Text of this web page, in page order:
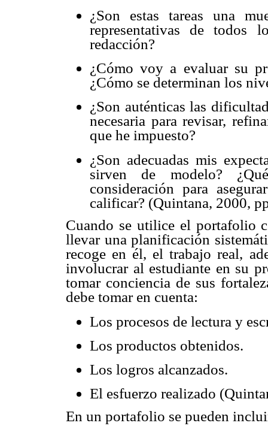
¿Son estas tareas una
representativas de todos
redacción?
¿Cómo voy a evaluar su
¿Cómo se determinan los
¿Son auténticas las
necesaria para revisar,
que he impuesto?
¿Son adecuadas mis
sirven de modelo?
consideración para
calificar? (Quintana, 2000,
Cuando se utilice el portafolio
llevar una planificación
recoge en él, el trabajo real,
involucrar al estudiante en su
tomar conciencia de sus
debe tomar en cuenta:
Los procesos de lectura y
Los productos obtenidos.
Los logros alcanzados.
El esfuerzo realizado
En un portafolio se pueden